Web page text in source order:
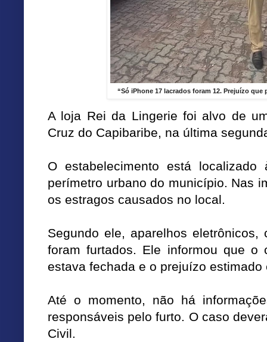
“Só iPhone 17 lacrados foram 12. Prejuízo
A loja Rei da Lingerie foi alvo de
Cruz do Capibaribe, na última
O estabelecimento está
perímetro urbano do município. Nas
os estragos causados no local.
Segundo ele, aparelhos
foram furtados. Ele informou que o
estava fechada e o prejuízo estimado
Até o momento, não há
responsáveis pelo furto. O caso
Civil.